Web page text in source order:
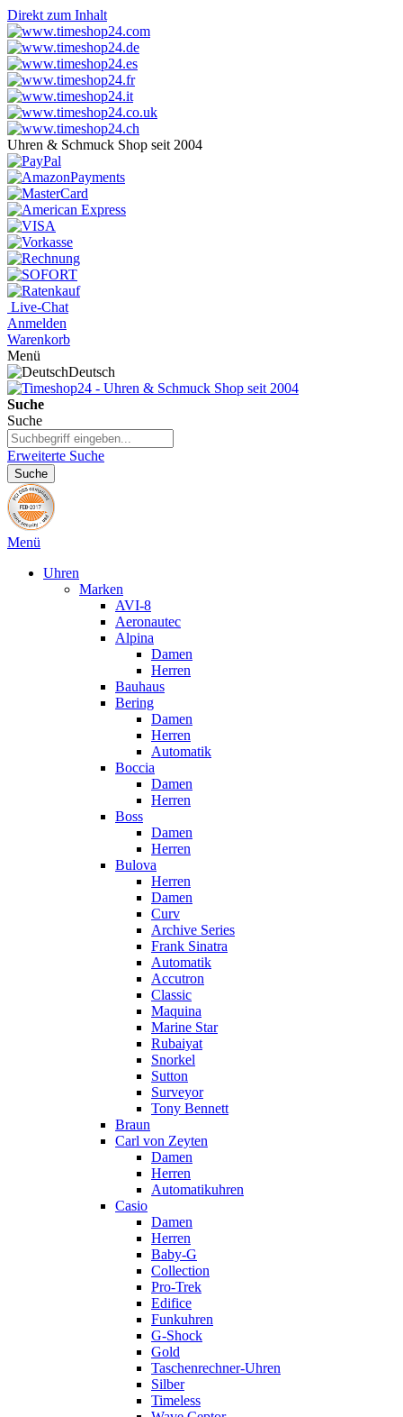
Direkt zum Inhalt
Uhren & Schmuck Shop seit 2004
Live-Chat
Anmelden
Warenkorb
Menü
Deutsch
Suche
Suche
Erweiterte Suche
Suche
Menü
Uhren
Marken
AVI-8
Aeronautec
Alpina
Damen
Herren
Bauhaus
Bering
Damen
Herren
Automatik
Boccia
Damen
Herren
Boss
Damen
Herren
Bulova
Herren
Damen
Curv
Archive Series
Frank Sinatra
Automatik
Accutron
Classic
Maquina
Marine Star
Rubaiyat
Snorkel
Sutton
Surveyor
Tony Bennett
Braun
Carl von Zeyten
Damen
Herren
Automatikuhren
Casio
Damen
Herren
Baby-G
Collection
Pro-Trek
Edifice
Funkuhren
G-Shock
Gold
Taschenrechner-Uhren
Silber
Timeless